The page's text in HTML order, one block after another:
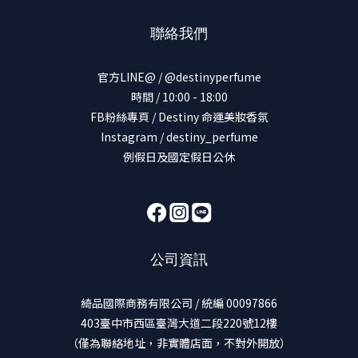
聯絡我們
官方LINE@ / @destinyperfume
時間 / 10:00 - 18:00
FB粉絲專頁 / Destiny 命運美妝香氛
Instagram / destiny_perfume
例假日及國定假日公休
公司資訊
綺品國際商務有限公司 / 統編 00097866
403臺中市西區臺灣大道二段220號12樓
（僅為聯絡地址，非實體店面，不對外開放）